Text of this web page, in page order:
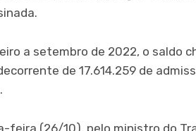
a setembro de 2022, o saldo
de 17.614.259 de
feira (26/10), pelo ministro do